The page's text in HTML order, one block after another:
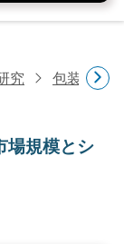
究 包装製品
場規模とシ